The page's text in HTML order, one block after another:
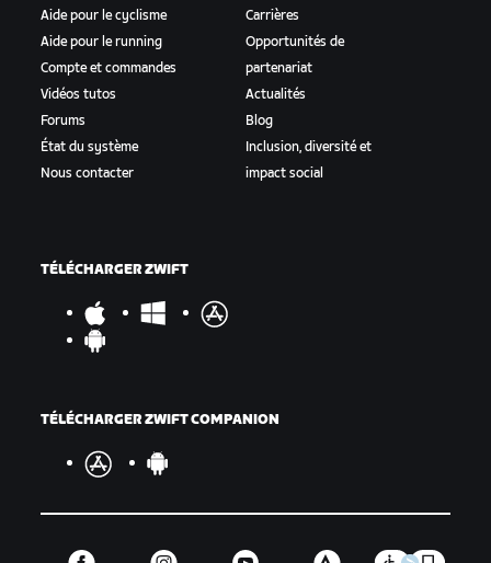
Aide pour le cyclisme
Aide pour le running
Compte et commandes
Vidéos tutos
Forums
État du système
Nous contacter
Carrières
Opportunités de
partenariat
Actualités
Blog
Inclusion, diversité et
impact social
TÉLÉCHARGER ZWIFT
TÉLÉCHARGER ZWIFT COMPANION